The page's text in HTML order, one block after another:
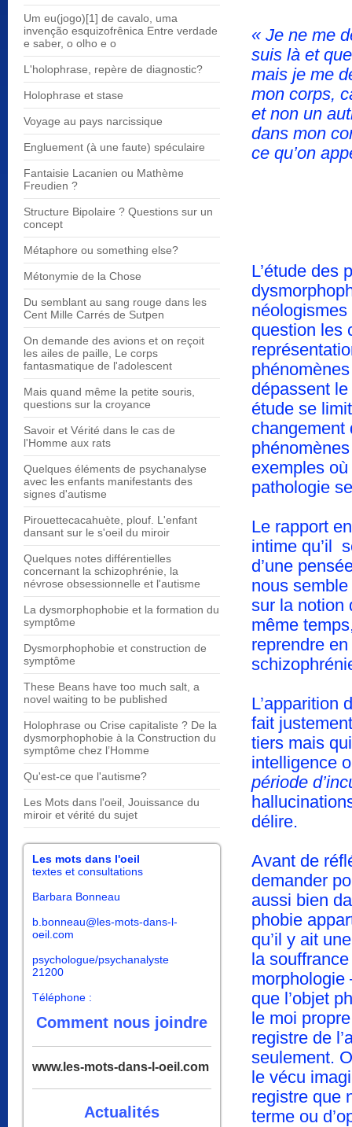
Um eu(jogo)[1] de cavalo, uma
invenção esquizofrênica Entre verdade
e saber, o olho e o
L'holophrase, repère de diagnostic?
Holophrase et stase
Voyage au pays narcissique
Engluement (à une faute) spéculaire
Fantaisie Lacanien ou Mathème
Freudien ?
Structure Bipolaire ? Questions sur un
concept
Métaphore ou something else?
Métonymie de la Chose
Du semblant au sang rouge dans les
Cent Mille Carrés de Sutpen
On demande des avions et on reçoit
les ailes de paille, Le corps
fantasmatique de l'adolescent
Mais quand même la petite souris,
questions sur la croyance
Savoir et Vérité dans le cas de
l'Homme aux rats
Quelques éléments de psychanalyse
avec les enfants manifestants des
signes d'autisme
Pirouettecacahuète, plouf. L'enfant
dansant sur le s'oeil du miroir
Quelques notes différentielles
concernant la schizophrénie, la
névrose obsessionnelle et l'autisme
La dysmorphophobie et la formation du
symptôme
Dysmorphophobie et construction de
symptôme
These Beans have too much salt, a
novel waiting to be published
Holophrase ou Crise capitaliste ? De la
dysmorphophobie à la Construction du
symptôme chez l’Homme
Qu'est-ce que l'autisme?
Les Mots dans l'oeil, Jouissance du
miroir et vérité du sujet
Les mots dans l'oeil
textes et consultations
Barbara Bonneau
b.bonneau@les-mots-dans-l-
oeil.com
psychologue/psychanalyste
21200
Téléphone :
Comment nous joindre
www.les-mots-dans-l-oeil.com
Actualités
« Je ne me
suis là et
mais je me
mon corps,
et non un
dans mon
ce qu’on
L’étude des
question les
dépassent
étude se
changement
exemples
pathologie
Le rapport
intime qu’il
d’une
nous
sur la notion
même
reprendre
L’apparition
fait
tiers mais
intelligence
période
délire.
Avant de
demander
aussi bien
phobie
qu’il y ait
la
morphologie
que l’objet
le moi
registre de
seulement.
le vécu
registre que
terme ou